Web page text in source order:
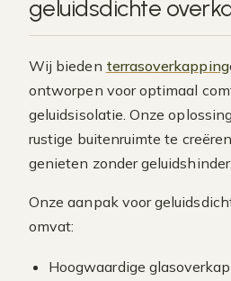
geluidsdichte
Wij bieden terrasoverkapping
ontworpen voor optimaal
geluidsisolatie. Onze
rustige buitenruimte te
genieten zonder geluidshinder.
Onze aanpak voor
omvat:
Hoogwaardige